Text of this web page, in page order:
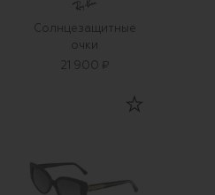
Солнцезащитные
очки
21 900 ₽